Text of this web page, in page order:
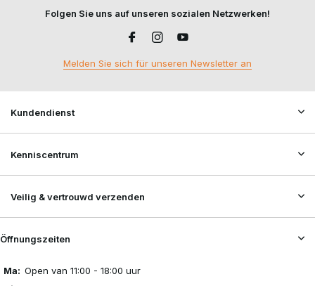
Folgen Sie uns auf unseren sozialen Netzwerken!
Melden Sie sich für unseren Newsletter an
Kundendienst
Kenniscentrum
Veilig & vertrouwd verzenden
Öffnungszeiten
Ma: Open van 11:00 - 18:00 uur